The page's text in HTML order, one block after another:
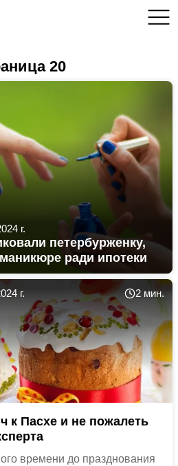
20
г.
петербурженку,
ради ипотеки
г. 2 мин.
к Пасхе и не пожалеть
времени до празднования